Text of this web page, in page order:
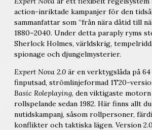
action-inriktade kampanjer för den
sammanfattar som ”från nära dåtid till
1880–2040. Under detta paraply ryms
Sherlock Holmes, världskrig,
spionage och djungelmysterier.
Expert Nova 2.0 är en verktygslåda på
finputsad, strömlinjeformad 1T20-
Basic Roleplaying, den viktigaste
rollspelande sedan 1982. Här finns allt
nutidskampanj, såsom rollpersoner,
konflikter och taktiska lägen. Version